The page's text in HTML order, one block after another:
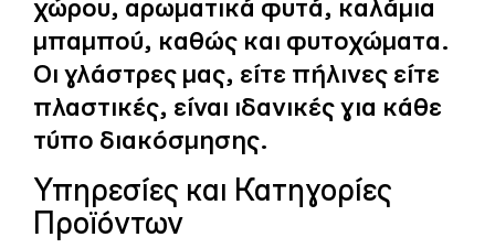
χώρου, αρωματικά φυτά, καλάμια
μπαμπού, καθώς και φυτοχώματα.
Οι γλάστρες μας, είτε πήλινες είτε
πλαστικές, είναι ιδανικές για κάθε
τύπο διακόσμησης.
Υπηρεσίες και Κατηγορίες
Προϊόντων